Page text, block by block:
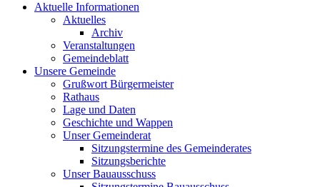
Aktuelle Informationen
Aktuelles
Archiv
Veranstaltungen
Gemeindeblatt
Unsere Gemeinde
Grußwort Bürgermeister
Rathaus
Lage und Daten
Geschichte und Wappen
Unser Gemeinderat
Sitzungstermine des Gemeinderates
Sitzungsberichte
Unser Bauausschuss